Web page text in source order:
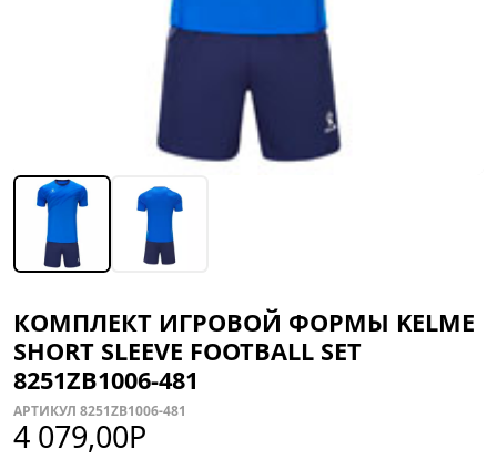
КОМПЛЕКТ ИГРОВОЙ ФОРМЫ KELME
SHORT SLEEVE FOOTBALL SET
8251ZB1006-481
АРТИКУЛ 8251ZB1006-481
4 079,00Р